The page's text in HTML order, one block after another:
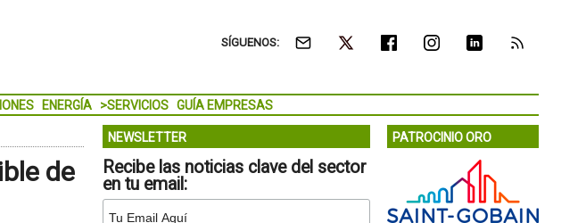
SÍGUENOS:
ENERGÍA >SERVICIOS GUÍA EMPRESAS
de
NEWSLETTER
Recibe las noticias clave del sector
en tu email:
PATROCINIO ORO